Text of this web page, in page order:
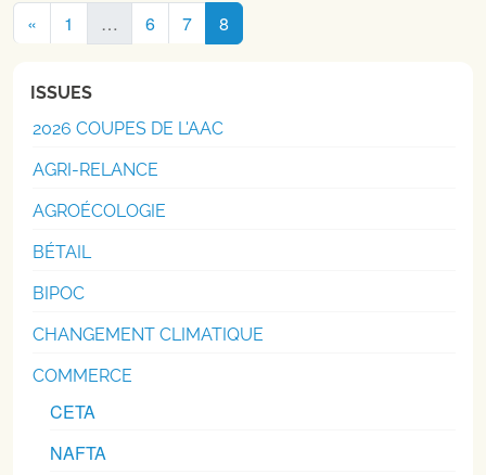
Navigation
dans
les
articles
« 1 … 6 7 8
ISSUES
2026 COUPES DE L'AAC
AGRI-RELANCE
AGROÉCOLOGIE
BÉTAIL
BIPOC
CHANGEMENT CLIMATIQUE
COMMERCE
CETA
NAFTA